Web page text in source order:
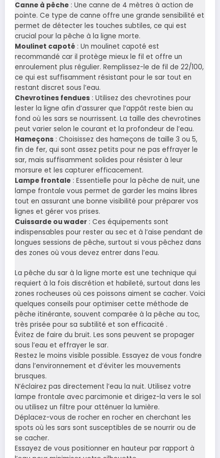
Canne à pêche : Une canne de 4 mètres à action de
pointe. Ce type de canne offre une grande sensibilité et
permet de détecter les touches subtiles, ce qui est
crucial pour la pêche à la ligne morte.
Moulinet capoté : Un moulinet capoté est
recommandé car il protège mieux le fil et offre un
enroulement plus régulier. Remplissez-le de fil de 22/100,
ce qui est suffisamment résistant pour le sar tout en
restant discret sous l’eau.
Chevrotines fendues : Utilisez des chevrotines pour
lester la ligne afin d’assurer que l’appât reste bien au
fond où les sars se nourrissent. La taille des chevrotines
peut varier selon le courant et la profondeur de l’eau.
Hameçons : Choisissez des hameçons de taille 3 ou 5,
fin de fer, qui sont assez petits pour ne pas effrayer le
sar, mais suffisamment solides pour résister à leur
morsure et les capturer efficacement.
Lampe frontale : Essentielle pour la pêche de nuit, une
lampe frontale vous permet de garder les mains libres
tout en assurant une bonne visibilité pour préparer vos
lignes et gérer vos prises.
Cuissarde ou wader : Ces équipements sont
indispensables pour rester au sec et à l’aise pendant de
longues sessions de pêche, surtout si vous pêchez dans
des zones où vous devez entrer dans l’eau.
La pêche du sar à la ligne morte est une technique qui
requiert à la fois discrétion et habileté, surtout dans les
zones rocheuses où ces poissons aiment se cacher. Voici
quelques conseils pour optimiser cette méthode de
pêche itinérante, souvent comparée à la pêche au toc,
très prisée pour sa subtilité et son efficacité .
Évitez de faire du bruit. Les sons peuvent se propager
sous l’eau et effrayer le sar.
Restez le moins visible possible. Essayez de vous fondre
dans l’environnement et d’éviter les mouvements
brusques.
N’éclairez pas directement l’eau la nuit. Utilisez votre
lampe frontale avec parcimonie et dirigez-la vers le sol
ou utilisez un filtre pour atténuer la lumière.
Déplacez-vous de rocher en rocher en cherchant les
spots où les sars sont susceptibles de se nourrir ou de
se cacher.
Essayez de vous positionner en hauteur par rapport à